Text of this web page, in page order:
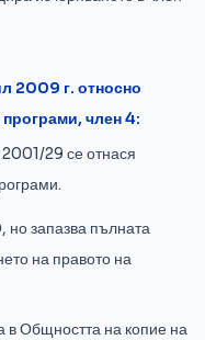
2009 г. относно
член 4:
29 се отнася
запазва пълната
на правото на
Общността на копие на